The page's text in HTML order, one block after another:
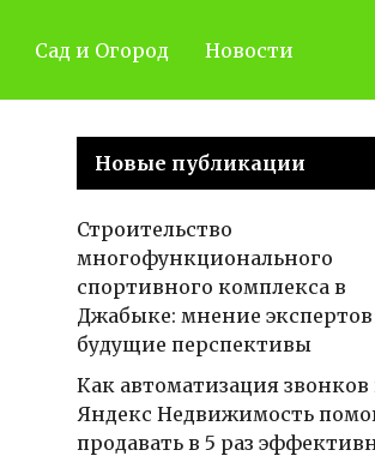
Сад и Огород Новости
Новые публикации
Строительство
многофункционального
спортивного комплекса в
Джабыке: мнение
будущие перспективы
Как автоматизация звонков
Яндекс Недвижимость
продавать в 5 раз